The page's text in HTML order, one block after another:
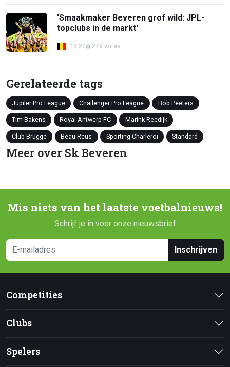
'Smaakmaker Beveren grof wild: JPL-
topclubs in de markt'
15:22 279 votes
Gerelateerde tags
Jupiler Pro League Challenger Pro League Bob Peeters
Tim Bakens Royal Antwerp FC Marink Reedijk
Club Brugge Beau Reus Sporting Charleroi Standard
Meer over Sk Beveren
Mis niets van het laatste voetbalnieuws!
Schrijf je in voor onze nieuwsbrief
Inschrijven
Competities
Clubs
Spelers